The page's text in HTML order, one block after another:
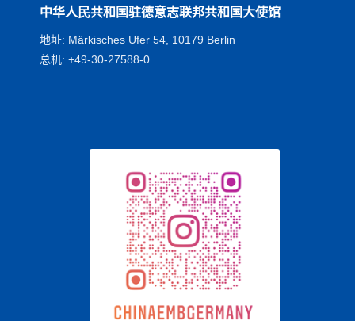
中华人民共和国驻德意志联邦共和国大使馆
地址: Märkisches Ufer 54, 10179 Berlin
总机: +49-30-27588-0